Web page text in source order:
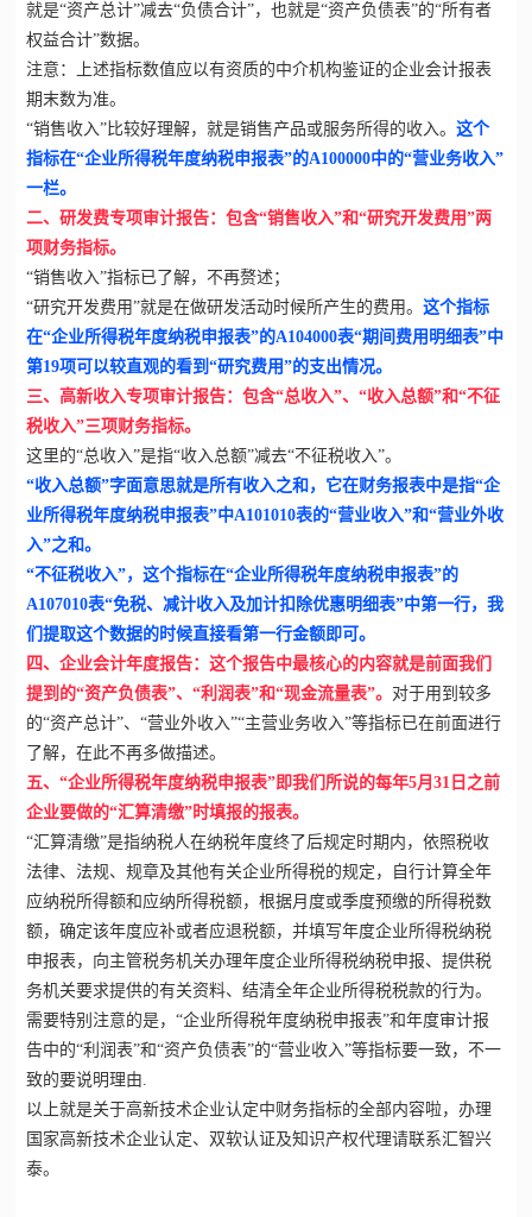
就是“资产总计”减去“负债合计”，也就是“资产负债表”的“所有者
权益合计”数据。
注意：上述指标数值应以有资质的中介机构鉴证的企业会计报表
期末数为准。
“销售收入”比较好理解，就是销售产品或服务所得的收入。这个
指标在“企业所得税年度纳税申报表”的A100000中的“营业务收入”
一栏。
二、研发费专项审计报告：包含“销售收入”和“研究开发费用”两
项财务指标。
“销售收入”指标已了解，不再赘述；
“研究开发费用”就是在做研发活动时候所产生的费用。这个指标
在“企业所得税年度纳税申报表”的A104000表“期间费用明细表”中
第19项可以较直观的看到“研究费用”的支出情况。
三、高新收入专项审计报告：包含“总收入”、“收入总额”和“不征
税收入”三项财务指标。
这里的“总收入”是指“收入总额”减去“不征税收入”。
“收入总额”字面意思就是所有收入之和，它在财务报表中是指“企
业所得税年度纳税申报表”中A101010表的“营业收入”和“营业外收
入”之和。
“不征税收入”，这个指标在“企业所得税年度纳税申报表”的
A107010表“免税、减计收入及加计扣除优惠明细表”中第一行，我
们提取这个数据的时候直接看第一行金额即可。
四、企业会计年度报告：这个报告中最核心的内容就是前面我们
提到的“资产负债表”、“利润表”和“现金流量表”。 对于用到较多
的“资产总计”、“营业外收入”“主营业务收入”等指标已在前面进行
了解，在此不再多做描述。
五、“企业所得税年度纳税申报表”即我们所说的每年5月31日之前
企业要做的“汇算清缴”时填报的报表。
“汇算清缴”是指纳税人在纳税年度终了后规定时期内，依照税收
法律、法规、规章及其他有关企业所得税的规定，自行计算全年
应纳税所得额和应纳所得税额，根据月度或季度预缴的所得税数
额，确定该年度应补或者应退税额，并填写年度企业所得税纳税
申报表，向主管税务机关办理年度企业所得税纳税申报、提供税
务机关要求提供的有关资料、结清全年企业所得税税款的行为。
需要特别注意的是，“企业所得税年度纳税申报表”和年度审计报
告中的“利润表”和“资产负债表”的“营业收入”等指标要一致，不一
致的要说明理由.
以上就是关于高新技术企业认定中财务指标的全部内容啦，办理
国家高新技术企业认定、双软认证及知识产权代理请联系汇智兴
泰。